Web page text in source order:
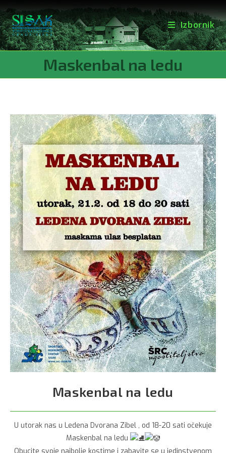
sadržaj
Izbornik
Maskenbal na ledu
Maskenbal na ledu
U utorak nas u Ledena Dvorana Zibel , od 18-20 sati očekuje
Maskenbal na ledu